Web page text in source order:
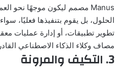
Manus مصمم ليكون موجهًا نحو
الحلول، بل يقوم بتنفيذها فعليًا،
تطوير تطبيقات، أو إدارة عمليات
مصاف وكلاء الذكاء الاصطناعي
3. التكيف والمرونة